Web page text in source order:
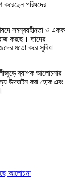
করেছেন পরিষদের
সমন্বয়হীনতা ও একক
করছে। তাদের
মতো করে সুবিধা
ব্যাপক আলোচনার
উদঘাটন করা হোক এবং